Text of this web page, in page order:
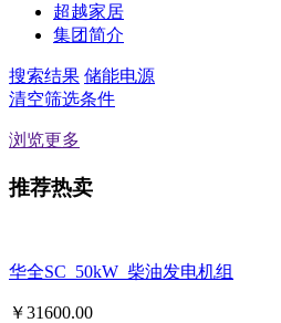
超越家居
集团简介
搜索结果 储能电源
清空筛选条件
浏览更多
推荐热卖
华全SC_50kW_柴油发电机组
￥31600.00